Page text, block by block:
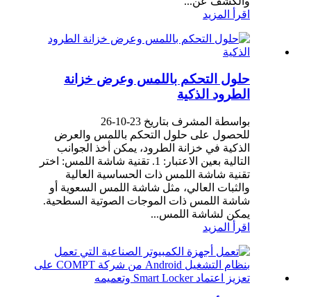
اقرأ المزيد
حلول التحكم باللمس وعرض خزانة
الطرود الذكية
بواسطة المشرف بتاريخ 23-10-26
للحصول على حلول التحكم باللمس والعرض
الذكية في خزانة الطرود، يمكن أخذ الجوانب
التالية بعين الاعتبار: 1. تقنية شاشة اللمس: اختر
تقنية شاشة اللمس ذات الحساسية العالية
والثبات العالي، مثل شاشة اللمس السعوية أو
شاشة اللمس ذات الموجات الصوتية السطحية.
يمكن لشاشة اللمس...
اقرأ المزيد